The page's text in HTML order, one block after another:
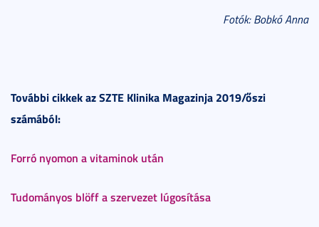
Fotók: Bobkó Anna
További cikkek az SZTE Klinika Magazinja 2019/őszi
számából:
Forró nyomon a vitaminok után
Tudományos blöff a szervezet lúgosítása